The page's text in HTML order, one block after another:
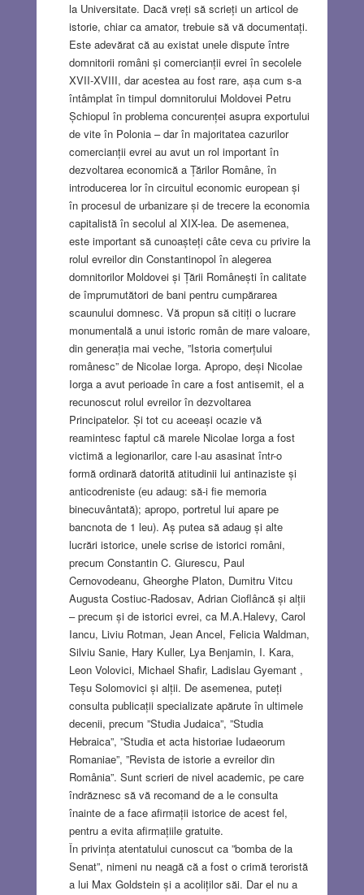
la Universitate. Dacă vreți să scrieți un articol de
istorie, chiar ca amator, trebuie să vă documentați.
Este adevărat că au existat unele dispute între
domnitorii români și comercianții evrei în secolele
XVII-XVIII, dar acestea au fost rare, așa cum s-a
întâmplat în timpul domnitorului Moldovei Petru
Șchiopul în problema concurenței asupra exportului
de vite în Polonia – dar în majoritatea cazurilor
comercianții evrei au avut un rol important în
dezvoltarea economică a Țărilor Române, în
introducerea lor în circuitul economic european și
în procesul de urbanizare și de trecere la economia
capitalistă în secolul al XIX-lea. De asemenea,
este important să cunoașteți câte ceva cu privire la
rolul evreilor din Constantinopol în alegerea
domnitorilor Moldovei și Țării Românești în calitate
de împrumutători de bani pentru cumpărarea
scaunului domnesc. Vă propun să citiți o lucrare
monumentală a unui istoric român de mare valoare,
din generația mai veche, ”Istoria comerțului
românesc” de Nicolae Iorga. Apropo, deși Nicolae
Iorga a avut perioade în care a fost antisemit, el a
recunoscut rolul evreilor în dezvoltarea
Principatelor. Și tot cu aceeași ocazie vă
reamintesc faptul că marele Nicolae Iorga a fost
victimă a legionarilor, care l-au asasinat într-o
formă ordinară datorită atitudinii lui antinaziste și
anticodreniste (eu adaug: să-i fie memoria
binecuvântată); apropo, portretul lui apare pe
bancnota de 1 leu). Aș putea să adaug și alte
lucrări istorice, unele scrise de istorici români,
precum Constantin C. Giurescu, Paul
Cernovodeanu, Gheorghe Platon, Dumitru Vitcu
Augusta Costiuc-Radosav, Adrian Cioflâncă și alții
– precum și de istorici evrei, ca M.A.Halevy, Carol
Iancu, Liviu Rotman, Jean Ancel, Felicia Waldman,
Silviu Sanie, Hary Kuller, Lya Benjamin, I. Kara,
Leon Volovici, Michael Shafir, Ladislau Gyemant ,
Teșu Solomovici și alții. De asemenea, puteți
consulta publicații specializate apărute în ultimele
decenii, precum ”Studia Judaica”, ”Studia
Hebraica”, ”Studia et acta historiae Iudaeorum
Romaniae”, ”Revista de istorie a evreilor din
România”. Sunt scrieri de nivel academic, pe care
îndrăznesc să vă recomand de a le consulta
înainte de a face afirmații istorice de acest fel,
pentru a evita afirmațiile gratuite.
În privința atentatului cunoscut ca ”bomba de la
Senat”, nimeni nu neagă că a fost o crimă teroristă
a lui Max Goldstein și a acoliților săi. Dar el nu a